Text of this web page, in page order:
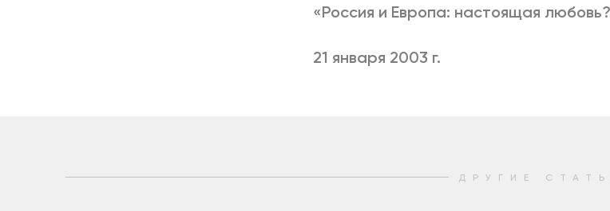
«Россия и Европа: настоящая
21 января 2003 г.
ДРУГИЕ